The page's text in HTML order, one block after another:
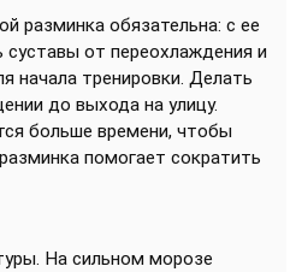
разминка обязательна: с ее
от переохлаждения и
начала тренировки. Делать
до выхода на улицу.
больше времени, чтобы
помогает сократить
На сильном морозе